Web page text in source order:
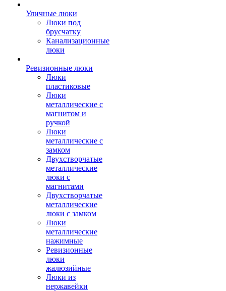
Уличные люки
Люки под
брусчатку
Канализационные
люки
Ревизионные люки
Люки
пластиковые
Люки
металлические с
магнитом и
ручкой
Люки
металлические с
замком
Двухстворчатые
металлические
люки с
магнитами
Двухстворчатые
металлические
люки с замком
Люки
металлические
нажимные
Ревизионные
люки
жалюзийные
Люки из
нержавейки